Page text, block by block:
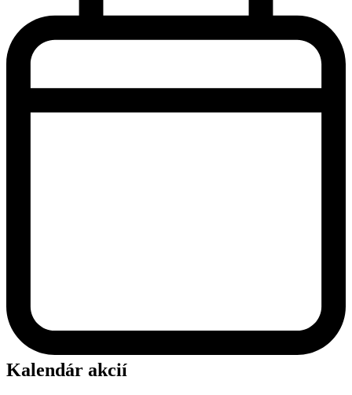
Kalendár akcií